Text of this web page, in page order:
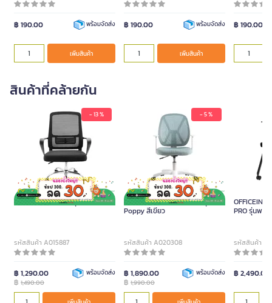
฿ 190.00 พร้อมจัดส่ง
เพิ่มสินค้า
฿ 190.00 พร้อมจัดส่ง
เพิ่มสินค้า
฿ 190.00
สินค้าที่คล้ายกัน
- 13 %
ONE เก้าอี้สำนักงาน รุ่น Perry สีดำ
รหัสสินค้า A015887
฿ 1,290.00
฿ 1,490.00
พร้อมจัดส่ง
- 5 %
FURRADEC เก้าอี้สำนักงาน รุ่น
Poppy สีเขียว
รหัสสินค้า A020308
฿ 1,890.00
฿ 1,990.00
พร้อมจัดส่ง
PRO รุ่นพร้
รหัสสินค้า
฿ 2,490.00